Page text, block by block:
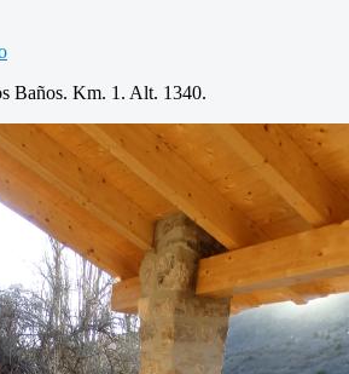
Baños. Km. 1. Alt. 1340.